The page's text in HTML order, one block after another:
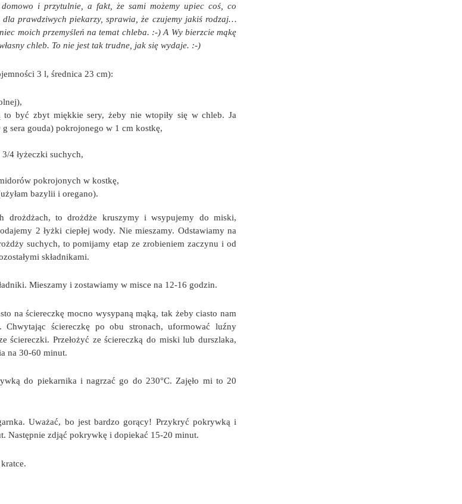
i przytulnie, a fakt, że sami możemy upiec coś, co
dla prawdziwych piekarzy, sprawia, że czujemy jakiś rodzaj…
moich przemyśleń na temat chleba. :-) A Wy bierzcie mąkę
chleb. To nie jest tak trudne, jak się wydaje. :-)
3 l, średnica 23 cm):
być zbyt miękkie sery, żeby nie wtopiły się w chleb. Ja
g sera gouda) pokrojonego w 1 cm kostkę,
4 łyżeczki suchych,
pokrojonych w kostkę,
bazylii i oregano).
drożdżach, to drożdże kruszymy i wsypujemy do miski,
2 łyżki ciepłej wody. Nie mieszamy. Odstawiamy na
suchych, to pomijamy etap ze zrobieniem zaczynu i od
składnikami.
Mieszamy i zostawiamy w misce na 12-16 godzin.
na ściereczkę mocno wysypaną mąką, tak żeby ciasto nam
Chwytając ściereczkę po obu stronach, uformować luźny
ściereczki. Przełożyć ze ściereczką do miski lub durszlaka,
na 30-60 minut.
do piekarnika i nagrzać go do 230°C. Zajęło mi to 20
Uważać, bo jest bardzo gorący! Przykryć pokrywką i
Następnie zdjąć pokrywkę i dopiekać 15-20 minut.